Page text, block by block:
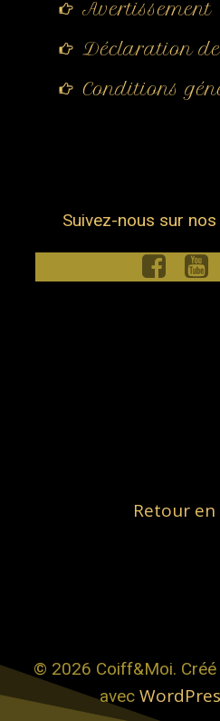
Avertissement
Déclaration
Conditions
Suivez-nous sur
Retour en
© 2026 Coiff&Moi. Créé
avec